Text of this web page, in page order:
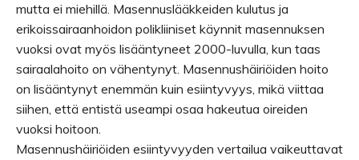
mutta ei miehillä. Masennuslääkkeiden kulutus ja
erikoissairaanhoidon polikliiniset käynnit masennuksen
vuoksi ovat myös lisääntyneet 2000-luvulla, kun taas
sairaalahoito on vähentynyt. Masennushäiriöiden hoito
on lisääntynyt enemmän kuin esiintyvyys, mikä viittaa
siihen, että entistä useampi osaa hakeutua oireiden
vuoksi hoitoon.
Masennushäiriöiden esiintyvyyden vertailua vaikeuttavat